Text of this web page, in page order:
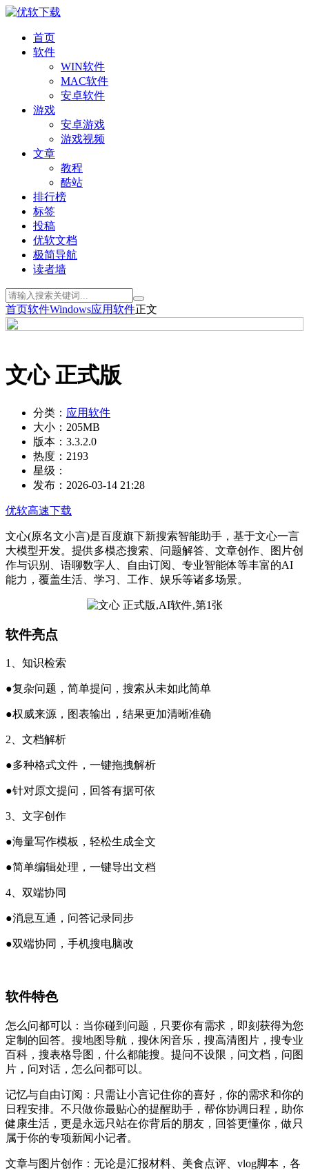
首页
软件
WIN软件
MAC软件
安卓软件
游戏
安卓游戏
游戏视频
文章
教程
酷站
排行榜
标签
投稿
优软文档
极简导航
读者墙
首页软件Windows应用软件正文
文心 正式版
分类： 应用软件
大小： 205MB
版本： 3.3.2.0
热度： 2193
星级：
发布： 2026-03-14 21:28
优软高速下载
文心(原名文小言)是百度旗下新搜索智能助手，基于文心一言
大模型开发。提供多模态搜索、问题解答、文章创作、图片创
作与识别、语聊数字人、自由订阅、专业智能体等丰富的AI
能力，覆盖生活、学习、工作、娱乐等诸多场景。
软件亮点
1、知识检索
●复杂问题，简单提问，搜索从未如此简单
●权威来源，图表输出，结果更加清晰准确
2、文档解析
●多种格式文件，一键拖拽解析
●针对原文提问，回答有据可依
3、文字创作
●海量写作模板，轻松生成全文
●简单编辑处理，一键导出文档
4、双端协同
●消息互通，问答记录同步
●双端协同，手机搜电脑改
软件特色
怎么问都可以：当你碰到问题，只要你有需求，即刻获得为您
定制的回答。搜地图导航，搜休闲音乐，搜高清图片，搜专业
百科，搜表格导图，什么都能搜。提问不设限，问文档，问图
片，问对话，怎么问都可以。
记忆与自由订阅：只需让小言记住你的喜好，你的需求和你的
日程安排。不只做你最贴心的提醒助手，帮你协调日程，助你
健康生活，更是永远只站在你背后的朋友，回答更懂你，做只
属于你的专项新闻小记者。
文章与图片创作：无论是汇报材料、美食点评、vlog脚本，各